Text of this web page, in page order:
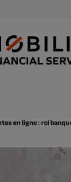
en ligne : rci